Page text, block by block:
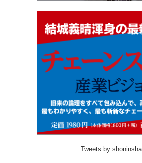
Tweets by shoninsha